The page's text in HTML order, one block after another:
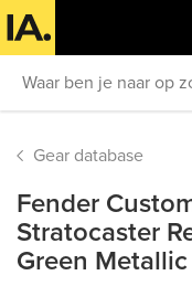
Gear database
Fender
Stratocaster
Green